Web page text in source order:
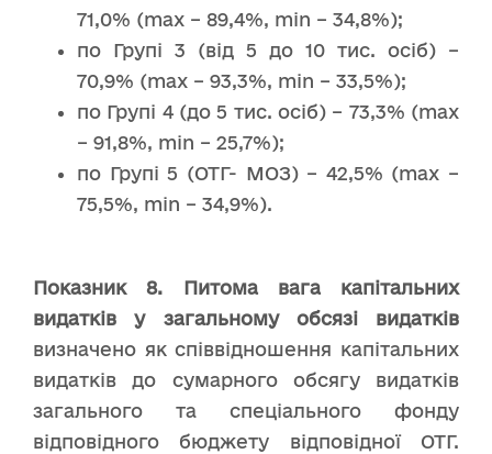
71,0% (max – 89,4%, min – 34,8%);
по Групі 3 (від 5 до 10 тис. осіб) –
70,9% (max – 93,3%, min – 33,5%);
по Групі 4 (до 5 тис. осіб) – 73,3% (max
– 91,8%, min – 25,7%);
по Групі 5 (ОТГ- МОЗ) – 42,5% (max –
75,5%, min – 34,9%).
Показник 8.
Питома вага капітальних
видатків у загальному обсязі видатків
визначено як співвідношення капітальних
видатків до сумарного обсягу видатків
загального та спеціального фонду
відповідного бюджету відповідної ОТГ.